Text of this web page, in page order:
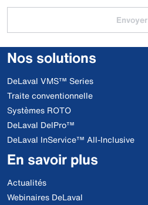
Envoyer
Nos solutions
DeLaval VMS™ Series
Traite conventionnelle
Systèmes ROTO
DeLaval DelPro™
DeLaval InService™ All-Inclusive
En savoir plus
Actualités
Webinaires DeLaval